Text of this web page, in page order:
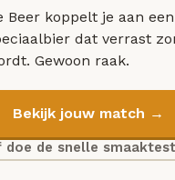
Beer koppelt je aan
dat verrast
Gewoon raak.
Bekijk jouw match →
doe de snelle